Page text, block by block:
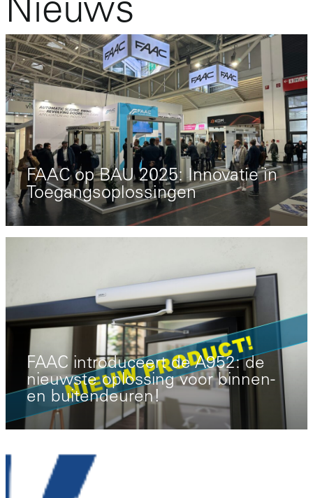
Nieuws
FAAC op BAU 2025: Innovatie in
Toegangsoplossingen
FAAC introduceert de A952: de
nieuwste oplossing voor binnen-
en buitendeuren!